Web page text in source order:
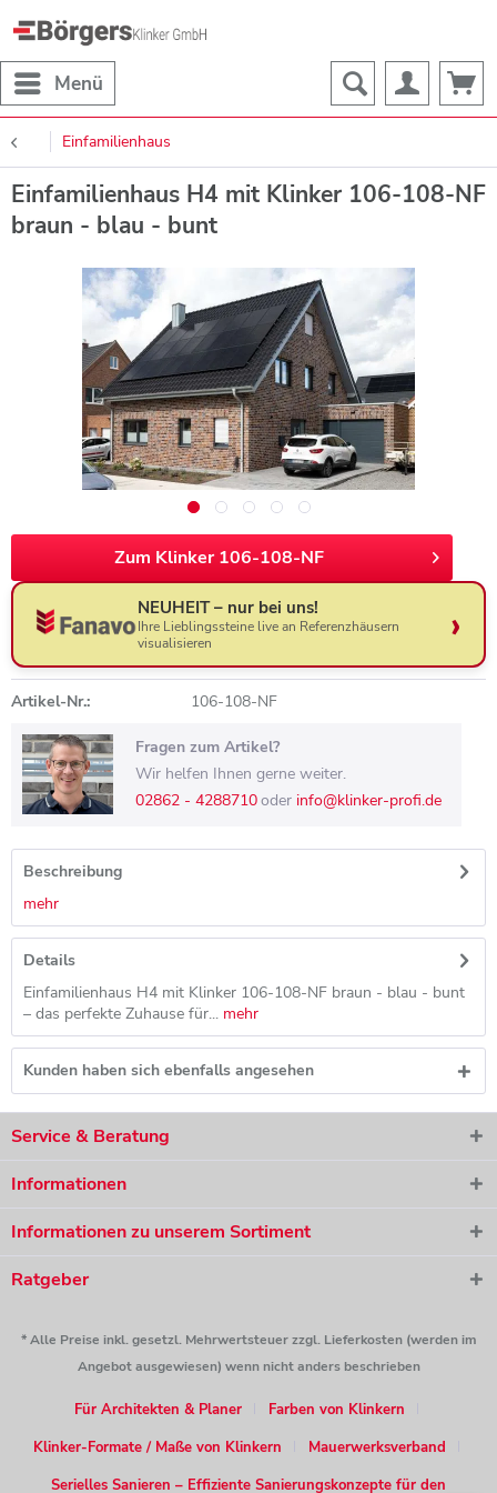
Menü
Einfamilienhaus
Einfamilienhaus H4 mit Klinker 106-108-NF
braun - blau - bunt
Zum Klinker 106-108-NF
NEUHEIT – nur bei uns!
Ihre Lieblingssteine live an Referenzhäusern
visualisieren
Artikel-Nr.: 106-108-NF
Fragen zum Artikel?
Wir helfen Ihnen gerne weiter.
02862 - 4288710oder info@klinker-profi.de
Beschreibung
mehr
Details
Einfamilienhaus H4 mit Klinker 106-108-NF braun - blau - bunt
– das perfekte Zuhause für... mehr
Kunden haben sich ebenfalls angesehen
Service & Beratung
Informationen
Informationen zu unserem Sortiment
Ratgeber
* Alle Preise inkl. gesetzl. Mehrwertsteuer zzgl. Lieferkosten (werden im
Angebot ausgewiesen) wenn nicht anders beschrieben
Für Architekten & Planer
Farben von Klinkern
Klinker-Formate / Maße von Klinkern
Mauerwerksverband
Serielles Sanieren – Effiziente Sanierungskonzepte für den